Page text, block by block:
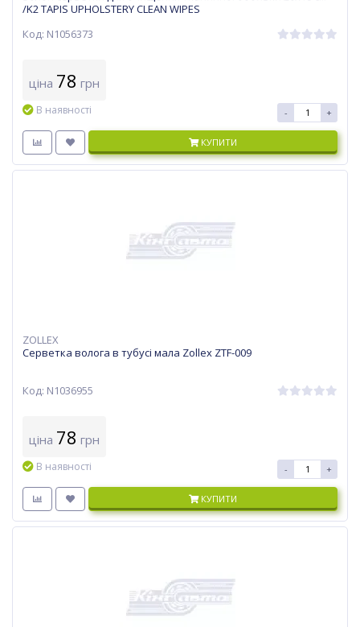
/K2 TAPIS UPHOLSTERY CLEAN WIPES
Код: N1056373
ціна 78 грн
В наявності - +
КУПИТИ
ZOLLEX
Серветка волога в тубусі мала Zollex ZTF-009
Код: N1036955
ціна 78 грн
В наявності - +
КУПИТИ